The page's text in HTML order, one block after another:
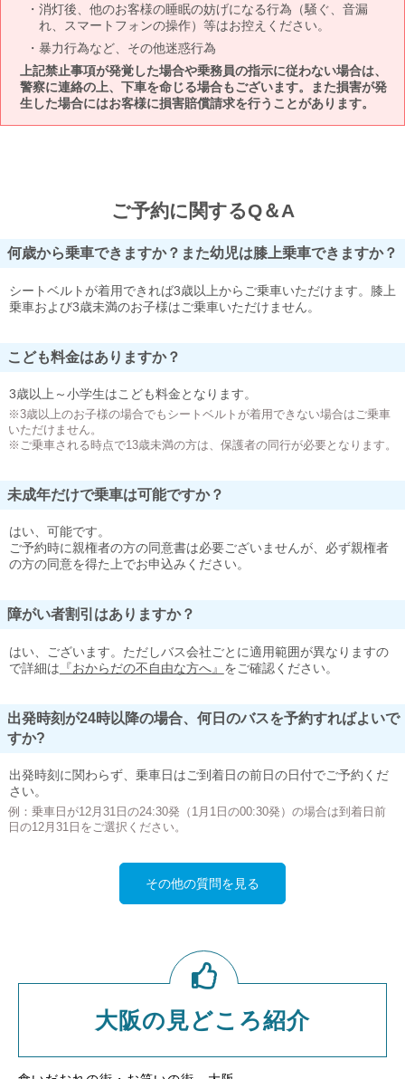
消灯後、他のお客様の睡眠の妨げになる行為（騒ぐ、音漏
れ、スマートフォンの操作）等はお控えください。
暴力行為など、その他迷惑行為
上記禁止事項が発覚した場合や乗務員の指示に従わない場合は、
警察に連絡の上、下車を命じる場合もございます。また損害が発
生した場合にはお客様に損害賠償請求を行うことがあります。
ご予約に関するQ＆A
何歳から乗車できますか？また幼児は膝上乗車できますか？
シートベルトが着用できれば3歳以上からご乗車いただけます。膝上
乗車および3歳未満のお子様はご乗車いただけません。
こども料金はありますか？
3歳以上～小学生はこども料金となります。
※3歳以上のお子様の場合でもシートベルトが着用できない場合はご乗車
いただけません。
※ご乗車される時点で13歳未満の方は、保護者の同行が必要となります。
未成年だけで乗車は可能ですか？
はい、可能です。
ご予約時に親権者の方の同意書は必要ございませんが、必ず親権者
の方の同意を得た上でお申込みください。
障がい者割引はありますか？
はい、ございます。ただしバス会社ごとに適用範囲が異なりますの
で詳細は 『おからだの不自由な方へ』 をご確認ください。
出発時刻が24時以降の場合、何日のバスを予約すればよいで
すか?
出発時刻に関わらず、乗車日はご到着日の前日の日付でご予約くだ
さい。
例：乗車日が12月31日の24:30発（1月1日の00:30発）の場合は到着日前
日の12月31日をご選択ください。
その他の質問を見る
大阪の見どころ紹介